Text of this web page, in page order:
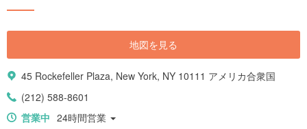
地図を見る
45 Rockefeller Plaza, New York, NY 10111 アメリカ合衆国
(212) 588-8601
営業中 24時間営業